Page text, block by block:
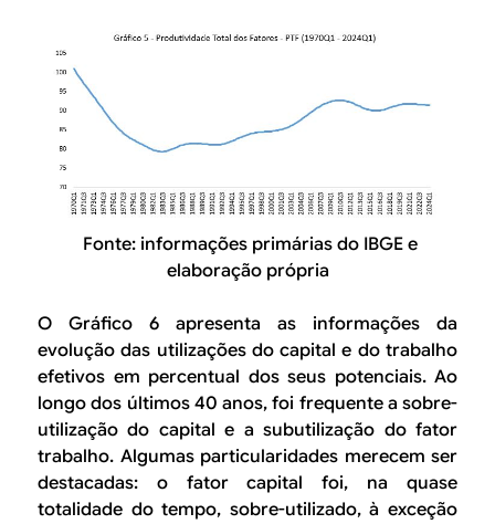
Fonte: informações primárias do IBGE e
elaboração própria
O Gráfico 6 apresenta as informações da
evolução das utilizações do capital e do trabalho
efetivos em percentual dos seus potenciais. Ao
longo dos últimos 40 anos, foi frequente a sobre-
utilização do capital e a subutilização do fator
trabalho. Algumas particularidades merecem ser
destacadas: o fator capital foi, na quase
totalidade do tempo, sobre-utilizado, à exceção